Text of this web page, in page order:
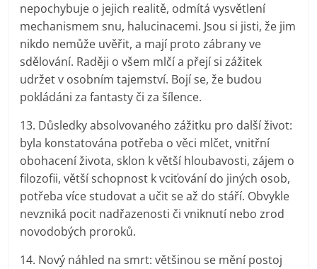
nepochybuje o jejich realitě, odmítá vysvětlení
mechanismem snu, halucinacemi. Jsou si jisti, že jim
nikdo nemůže uvěřit, a mají proto zábrany ve
sdělování. Raději o všem mlčí a přejí si zážitek
udržet v osobním tajemství. Bojí se, že budou
pokládáni za fantasty či za šílence.
13. Důsledky absolvovaného zážitku pro další život:
byla konstatována potřeba o věci mlčet, vnitřní
obohacení života, sklon k větší hloubavosti, zájem o
filozofii, větší schopnost k vciťování do jiných osob,
potřeba více studovat a učit se až do stáří. Obvykle
nevzniká pocit nadřazenosti či vniknutí nebo zrod
novodobých proroků.
14. Nový náhled na smrt: většinou se mění postoj